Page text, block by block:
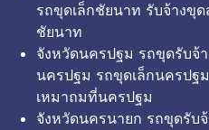
รถขุดเล็กชัยนาท รับจ้างขุ
ชัยนาท
จังหวัดนครปฐม รถขุดรับจ้
นครปฐม รถขุดเล็กนครปฐ
เหมาถมที่นครปฐม
จังหวัดนครนายก รถขุดรับ